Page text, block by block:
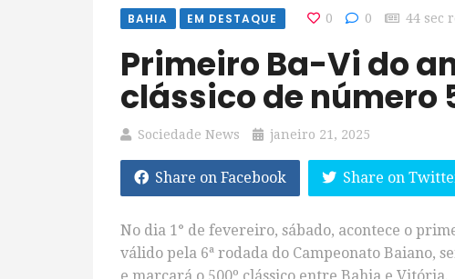
BAHIA EM DESTAQUE 0 0 44 sec
Primeiro Ba-Vi do ano marca o
clássico de número
Sociedade News janeiro 21, 2025
Share on Facebook Share on
No dia 1° de fevereiro, sábado, acontece o
válido pela 6ª rodada do Campeonato Baiano,